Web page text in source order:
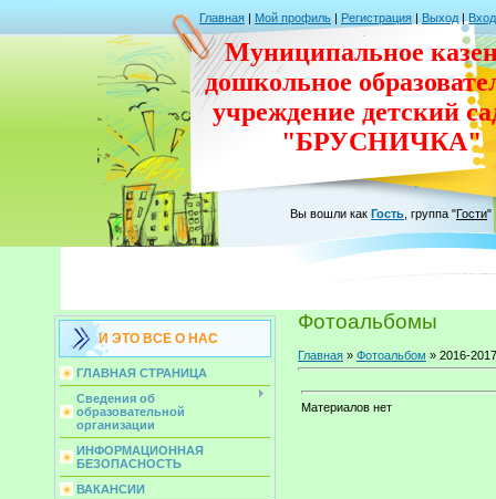
Главная | Мой профиль | Регистрация | Выход | Вход
Муниципальное
дошкольное
учреждение детский
"БРУСНИЧКА"
Вы вошли как Гость группа "Гости"
И ЭТО ВСЕ О НАС
ГЛАВНАЯ СТРАНИЦА
Сведения об
образовательной
организации
ИНФОРМАЦИОННАЯ
БЕЗОПАСНОСТЬ
ВАКАНСИИ
Фотоальбомы
Главная » Фотоальбом » 2016-
Материалов нет